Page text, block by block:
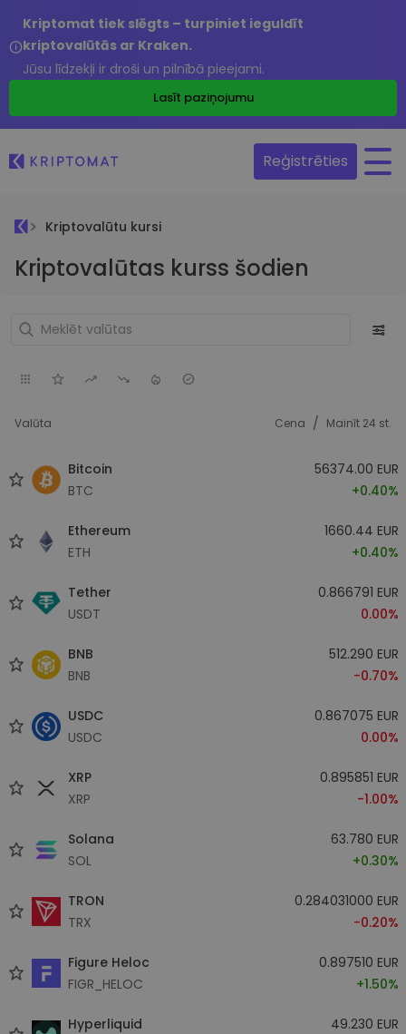
Kriptomat tiek slēgts – turpiniet ieguldīt
kriptovalūtās ar Kraken.
Jūsu līdzekļi ir droši un pilnībā pieejami.
Lasīt paziņojumu
Reģistrēties
Kriptovalūtu kursi
Kriptovalūtas kurss šodien
Valūta Cena / Mainīt 24 st.
Bitcoin
BTC
56374.00 EUR
+0.40%
Ethereum
ETH
1660.44 EUR
+0.40%
Tether
USDT
0.866791 EUR
0.00%
BNB
BNB
512.290 EUR
-0.70%
USDC
USDC
0.867075 EUR
0.00%
XRP
XRP
0.895851 EUR
-1.00%
Solana
SOL
63.780 EUR
+0.30%
TRON
TRX
0.284031000 EUR
-0.20%
Figure Heloc
FIGR_HELOC
0.897510 EUR
+1.50%
Hyperliquid
49.230 EUR